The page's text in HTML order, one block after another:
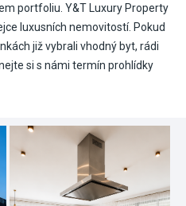
portfoliu. Y&T Luxury Property
luxusních nemovitostí. Pokud
již vybrali vhodný byt, rádi
si s námi termín prohlídky